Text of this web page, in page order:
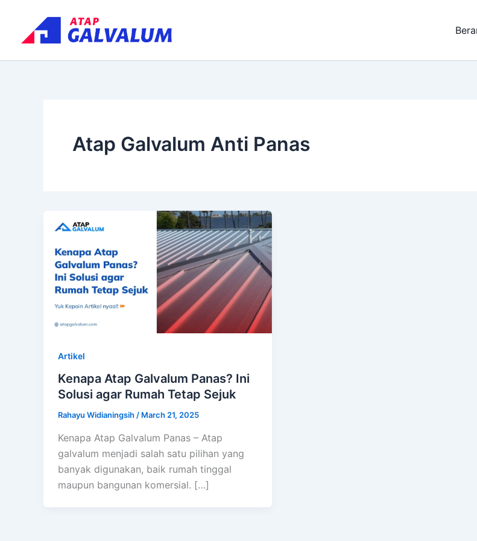
content
Atap Galvalum Anti Panas
Artikel
Kenapa Atap Galvalum Panas? Ini
Solusi agar Rumah Tetap Sejuk
Rahayu Widianingsih/ March 21, 2025
Kenapa Atap Galvalum Panas – Atap
galvalum menjadi salah satu pilihan yang
banyak digunakan, baik rumah tinggal
maupun bangunan komersial. […]